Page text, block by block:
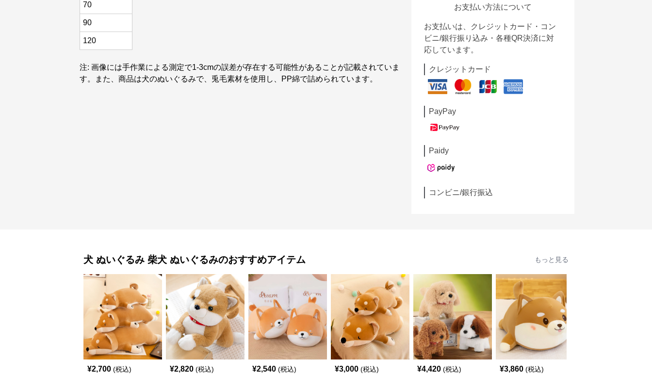
70
90
120
注: 画像には手作業による測定で1-3cmの誤差が存在する可能性があることが記載されていま
す。また、商品は犬のぬいぐるみで、兎毛素材を使用し、PP綿で詰められています。
お支払い方法について
お支払いは、クレジットカード・コン
ビニ/銀行振り込み・各種QR決済に対
応しています。
クレジットカード
PayPay
Paidy
コンビニ/銀行振込
犬 ぬいぐるみ 柴犬 ぬいぐるみのおすすめアイテム もっと見る
¥2,700 (税込) ¥2,820 (税込) ¥2,540 (税込) ¥3,000 (税込) ¥4,420 (税込) ¥3,860 (税込)